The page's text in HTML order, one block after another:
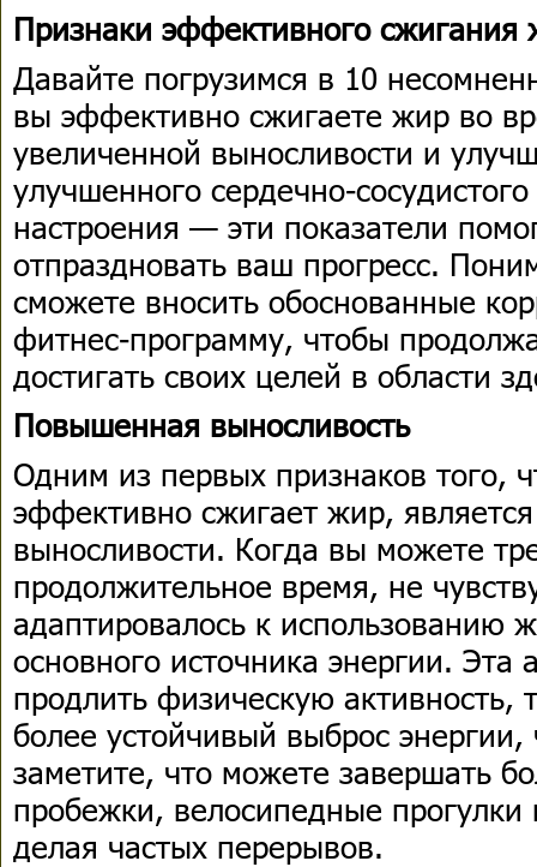
Признаки эффективного сжигания
Давайте погрузимся в 10
вы эффективно сжигаете жир во
увеличенной выносливости и
улучшенного сердечно-
настроения — эти показатели
отпраздновать ваш прогресс.
сможете вносить обоснованные
фитнес-программу, чтобы
достигать своих целей в области
Повышенная выносливость
Одним из первых признаков того,
эффективно сжигает жир,
выносливости. Когда вы можете
продолжительное время, не
адаптировалось к использованию
основного источника энергии. Эта
продлить физическую активность,
более устойчивый выброс
заметите, что можете завершать
пробежки, велосипедные
делая частых перерывов.